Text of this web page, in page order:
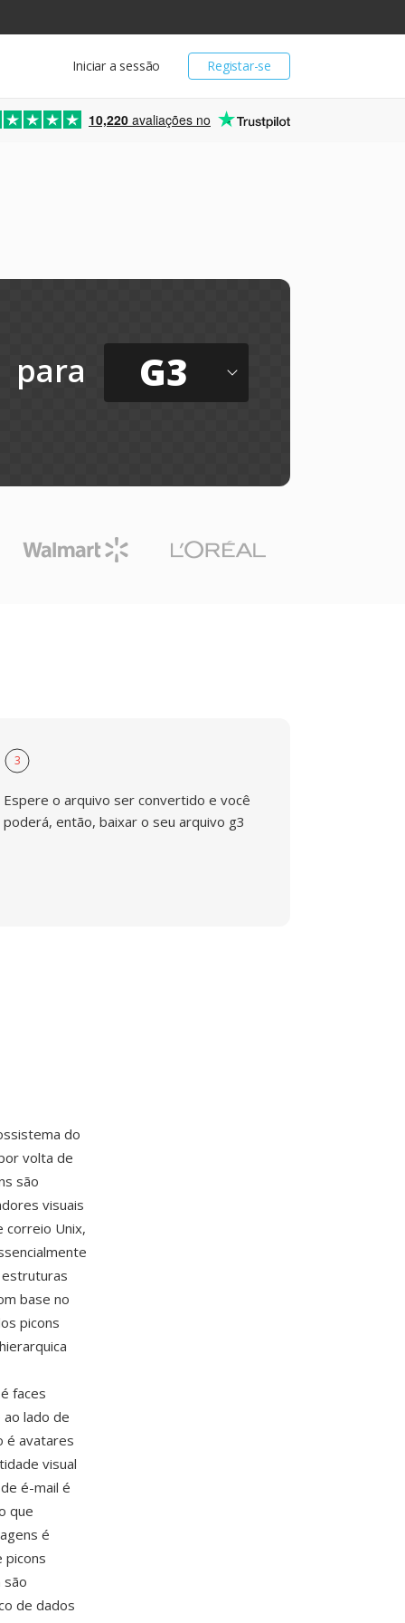
Registar-se
Iniciar a sessão
10,220 avaliações no
para G3
3
Espere o arquivo ser convertido e você
poderá, então, baixar o seu arquivo g3
do
volta de
são
visuais
correio Unix,
estruturas
base no
picons
faces
lado de
é avatares
visual
é-mail é
que
é
picons
são
de dados